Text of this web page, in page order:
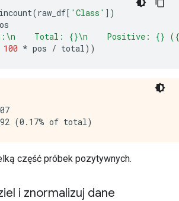
(raw_df[ 'Class' ])
Total: {}\n    Positive: {}
100 * pos / total))
część próbek pozytywnych.
i znormalizuj dane